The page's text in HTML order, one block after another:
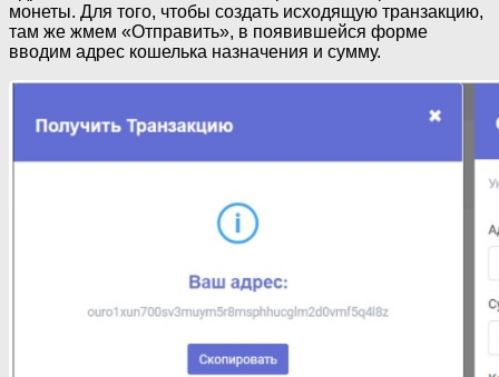
монеты. Для того, чтобы создать исходящую транзакцию,
там же жмем «Отправить», в появившейся форме
вводим адрес кошелька назначения и сумму.